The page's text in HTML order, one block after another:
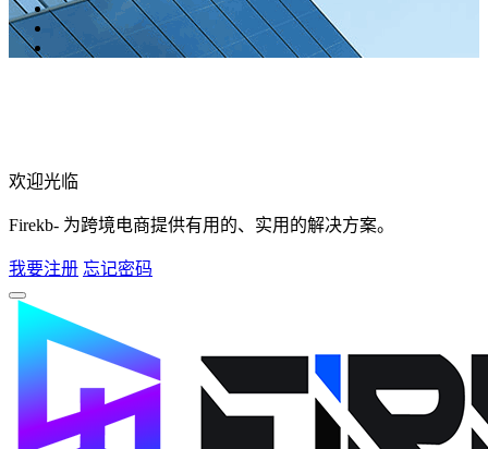
欢迎光临
Firekb- 为跨境电商提供有用的、实用的解决方案。
我要注册 忘记密码